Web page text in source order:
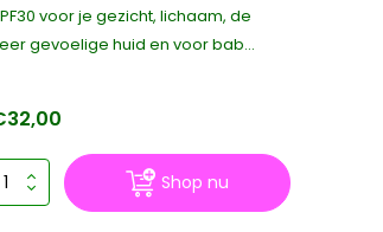
voor je gezicht, lichaam, de
gevoelige huid en voor bab...
Shop nu